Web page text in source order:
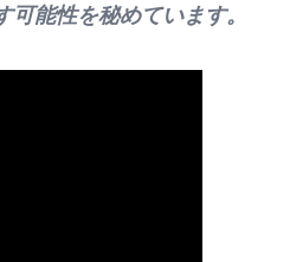
能性を秘めています。